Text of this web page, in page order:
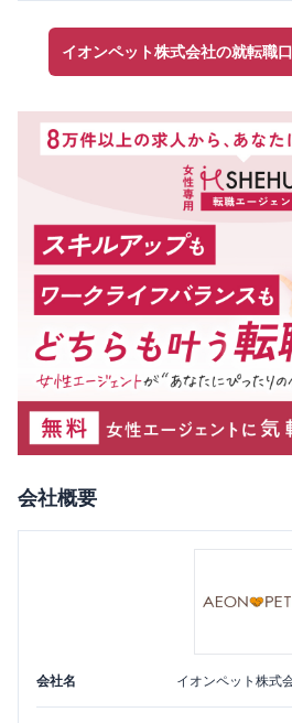
イオンペット株式会社の就転職
会社概要
会社名 イオンペット株式